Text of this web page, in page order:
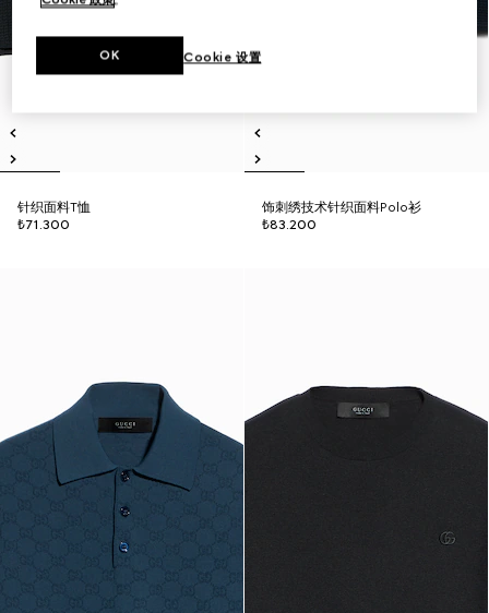
针织面料T恤
₺71.300
饰刺绣技术针织面料Polo衫
₺83.200
Cookie 设置
OK